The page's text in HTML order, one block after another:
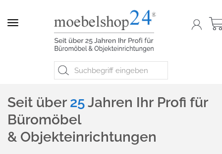
Navigation
Seit über 25Jahren Ihr Profi für
Büromöbel
& Objekteinrichtungen